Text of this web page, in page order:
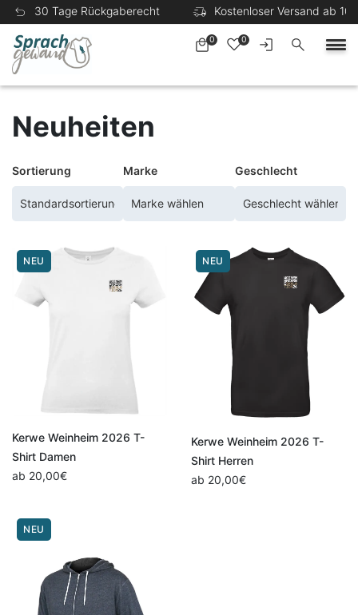
30 Tage Rückgaberecht Kostenloser Versand ab
0 0
Neuheiten
Sortierung Marke Geschlecht
NEU
Kerwe Weinheim 2026 T-
Shirt Damen
ab 20,00€
NEU
Kerwe Weinheim 2026 T-
Shirt Herren
ab 20,00€
NEU